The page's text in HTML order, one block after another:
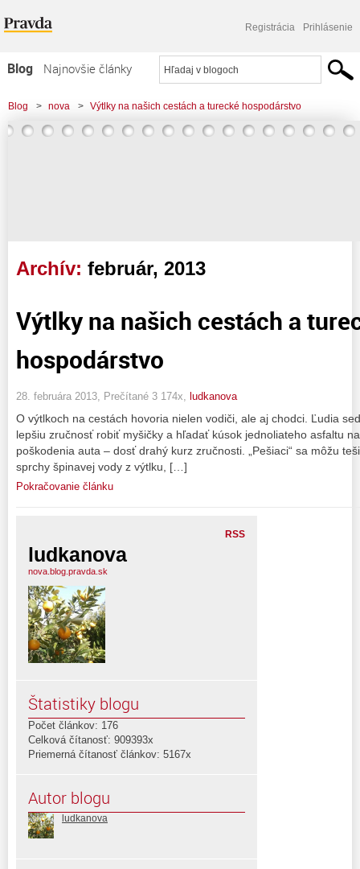
Registrácia Prihlásenie
Blog
Najnovšie články
Najčítanejšie články
Najkomentovanejšie články
Blog > nova > Výtlky na našich cestách a turecké hospodárstvo
Archív: február, 2013
Výtlky na našich cestách a
hospodárstvo
28. februára 2013, Prečítané 3 174x, ludkanova
O výtlkoch na cestách hovoria nielen vodiči, ale aj chodci. Ľudia
lepšiu zručnosť robiť myšičky a hľadať kúsok jednoliateho asfaltu
poškodenia auta – dosť drahý kurz zručnosti. „Pešiaci“ sa môžu
sprchy špinavej vody z výtlku, […]
Pokračovanie článku
RSS
ludkanova
nova.blog.pravda.sk
Štatistiky blogu
Počet článkov: 176
Celková čítanosť: 909393x
Priemerná čítanosť článkov: 5167x
Autor blogu
ludkanova